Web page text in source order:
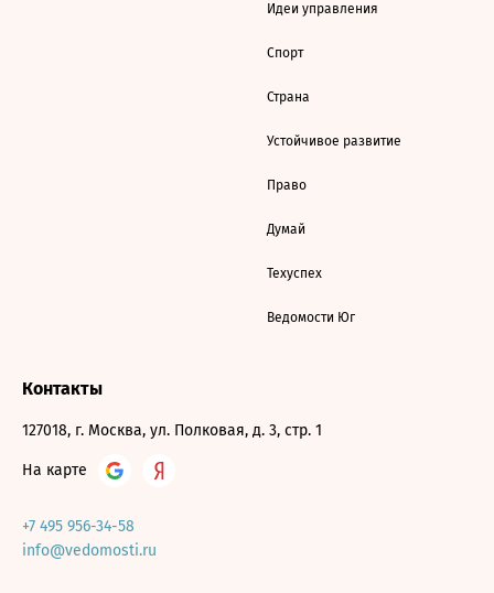
Идеи управления
Спорт
Страна
Устойчивое развитие
Право
Думай
Техуспех
Ведомости Юг
Контакты
127018, г. Москва, ул. Полковая, д. 3, стр. 1
На карте
+7 495 956-34-58
info@vedomosti.ru